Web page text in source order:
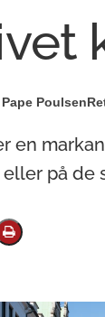
Poulsen
en
på de
email
Print